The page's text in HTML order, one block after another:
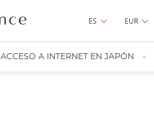
ES EUR
ACCESO A INTERNET EN JAPÓN